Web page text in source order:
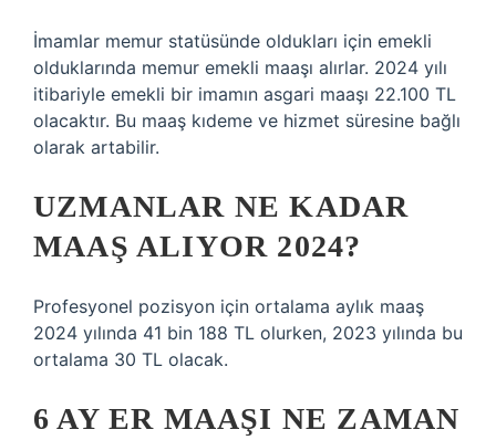
İmamlar memur statüsünde oldukları için emekli
olduklarında memur emekli maaşı alırlar. 2024 yılı
itibariyle emekli bir imamın asgari maaşı 22.100 TL
olacaktır. Bu maaş kıdeme ve hizmet süresine bağlı
olarak artabilir.
UZMANLAR NE KADAR
MAAŞ ALIYOR 2024?
Profesyonel pozisyon için ortalama aylık maaş
2024 yılında 41 bin 188 TL olurken, 2023 yılında bu
ortalama 30 TL olacak.
6 AY ER MAAŞI NE ZAMAN